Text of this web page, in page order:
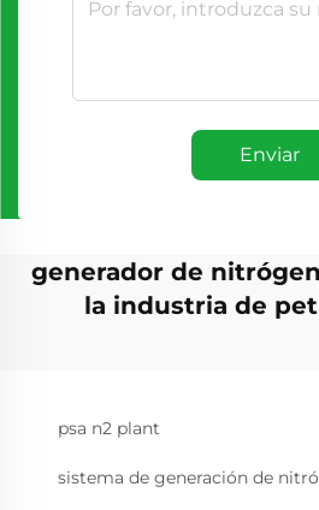
Enviar
generador de
la industria de
psa n2 plant
sistema de generación de